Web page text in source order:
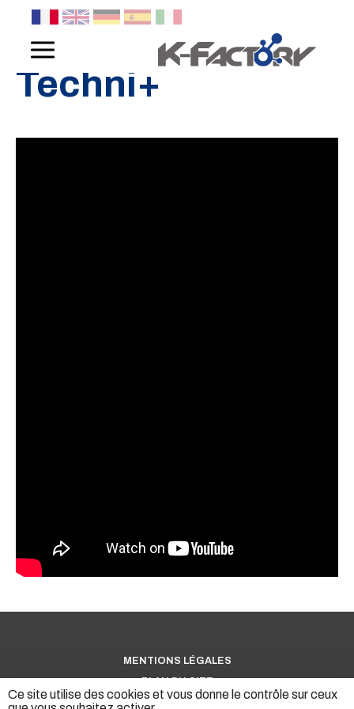
Panneau de gestion des cookies
Ce site utilise des cookies et vous donne le contrôle sur ceux
Techni+
MENTIONS LÉGALES
PLAN DU SITE
DONNÉES PERSONNELLES